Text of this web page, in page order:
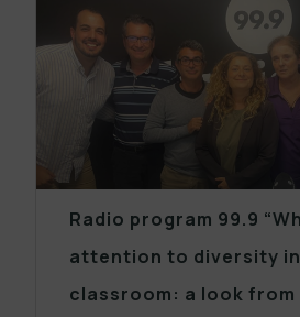
Radio program 99.9
attention to diversity
classroom: a look from